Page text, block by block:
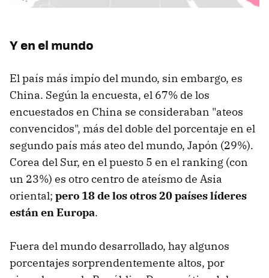
Y en el mundo
El país más impío del mundo, sin embargo, es
China. Según la encuesta, el 67% de los
encuestados en China se consideraban "ateos
convencidos", más del doble del porcentaje en el
segundo país más ateo del mundo, Japón (29%).
Corea del Sur, en el puesto 5 en el ranking (con
un 23%) es otro centro de ateísmo de Asia
oriental; pero 18 de los otros 20 países líderes
están en Europa.
Fuera del mundo desarrollado, hay algunos
porcentajes sorprendentemente altos, por